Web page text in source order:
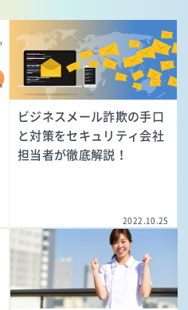
ビジネスメール詐欺の手口
と対策をセキュリティ会社
担当者が徹底解説！
2022.10.25